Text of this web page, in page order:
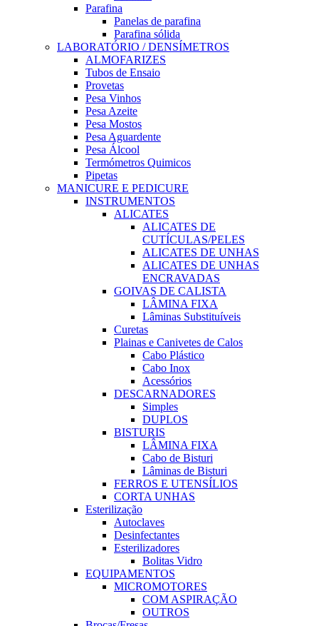
Parafina
Panelas de parafina
Parafina sólida
LABORATÓRIO / DENSÍMETROS
ALMOFARIZES
Tubos de Ensaio
Provetas
Pesa Vinhos
Pesa Azeite
Pesa Mostos
Pesa Aguardente
Pesa Álcool
Termómetros Quimicos
Pipetas
MANICURE E PEDICURE
INSTRUMENTOS
ALICATES
ALICATES DE
CUTÍCULAS/PELES
ALICATES DE UNHAS
ALICATES DE UNHAS
ENCRAVADAS
GOIVAS DE CALISTA
LÂMINA FIXA
Lâminas Substituíveis
Curetas
Plainas e Canivetes de Calos
Cabo Plástico
Cabo Inox
Acessórios
DESCARNADORES
Simples
DUPLOS
BISTURIS
LÂMINA FIXA
Cabo de Bisturi
Lâminas de Bisturi
FERROS E UTENSÍLIOS
CORTA UNHAS
Esterilização
Autoclaves
Desinfectantes
Esterilizadores
Bolitas Vidro
EQUIPAMENTOS
MICROMOTORES
COM ASPIRAÇÃO
OUTROS